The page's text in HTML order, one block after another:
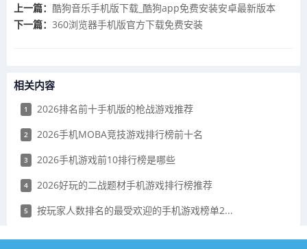
上一篇： 酷狗音乐手机版下载_酷狗app免费安装安卓最新版本
下一篇： 360浏览器手机版官方下载免费安装
相关内容
1 2026排名前十手机版的枪战游戏推荐
2 2026手机MOBA竞技游戏排行榜前十名
3 2026手机游戏前10排行榜是哪些
4 2026好玩的二战题材手机游戏排行榜推荐
5 按玩家人数排名的最受欢迎的手机游戏榜单2...